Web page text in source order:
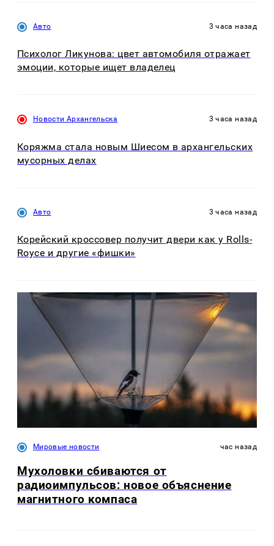
Авто 3 часа назад
Психолог Ликунова: цвет автомобиля отражает
эмоции, которые ищет владелец
Новости Архангельска 3 часа назад
Коряжма стала новым Шиесом в архангельских
мусорных делах
Авто 3 часа назад
Корейский кроссовер получит двери как у Rolls-
Royce и другие «фишки»
Мировые новости час назад
Мухоловки сбиваются от
радиоимпульсов: новое объяснение
магнитного компаса